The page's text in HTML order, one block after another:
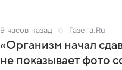
9 часов назад Газета.Ru
«Организм начал
не показывает фото